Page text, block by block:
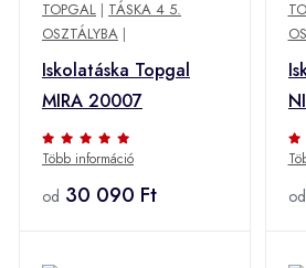
TOPGAL | TÁSKA 4 5.
OSZTÁLYBA |
Iskolatáska Topgal
MIRA 20007
Több információ
od 30 090 Ft od